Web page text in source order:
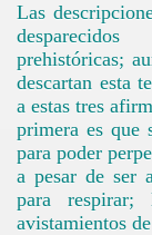
Las
prehistóricas;
descartan esta
a estas tres
primera es que
para poder
a pesar de ser
para
avistamientos